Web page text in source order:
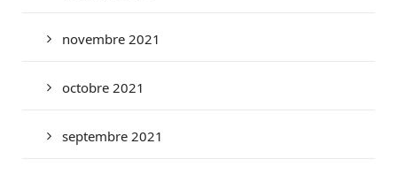
novembre 2021
octobre 2021
septembre 2021